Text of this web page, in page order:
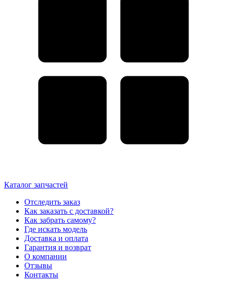
Каталог запчастей
Отследить заказ
Как заказать с доставкой?
Как забрать самому?
Где искать модель
Доставка и оплата
Гарантия и возврат
О компании
Отзывы
Контакты